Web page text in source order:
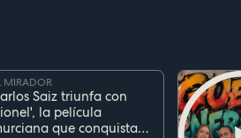
MIRADOR
Saiz triunfa con
la película
que conquista